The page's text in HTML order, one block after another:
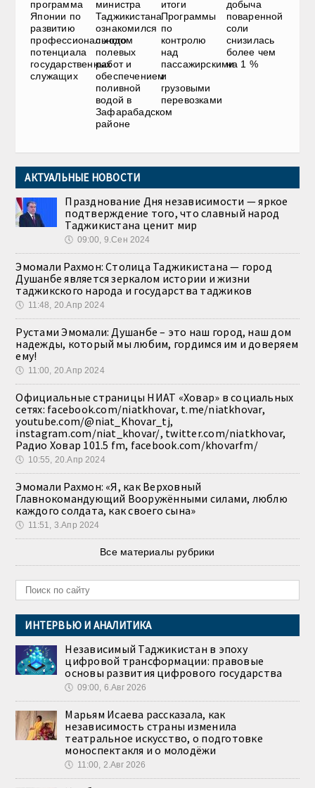
программа
Японии по
развитию
профессионального
потенциала
государственных
служащих
министра
Таджикистана
ознакомился
с ходом
полевых
работ и
обеспечением
поливной
водой в
Зафарабадском
районе
итоги
Программы
по
контролю
над
пассажирскими
и
грузовыми
перевозками
добыча
поваренной
соли
снизилась
более чем
на 1 %
АКТУАЛЬНЫЕ НОВОСТИ
Празднование Дня независимости — яркое
подтверждение того, что славный народ
Таджикистана ценит мир
🕔 09:00, 9.Сен 2024
Эмомали Рахмон: Столица Таджикистана — город
Душанбе является зеркалом истории и жизни
таджикского народа и государства таджиков
🕔 11:48, 20.Апр 2024
Рустами Эмомали: Душанбе – это наш город, наш дом
надежды, который мы любим, гордимся им и доверяем
ему!
🕔 11:00, 20.Апр 2024
Официальные страницы НИАТ «Ховар» в социальных
сетях: facebook.com/niatkhovar, t.me/niatkhovar,
youtube.com/@niat_Khovar_tj,
instagram.com/niat_khovar/, twitter.com/niatkhovar,
Радио Ховар 101.5 fm, facebook.com/khovarfm/
🕔 10:55, 20.Апр 2024
Эмомали Рахмон: «Я, как Верховный
Главнокомандующий Вооружёнными силами, люблю
каждого солдата, как своего сына»
🕔 11:51, 3.Апр 2024
Все материалы рубрики
ИНТЕРВЬЮ И АНАЛИТИКА
Независимый Таджикистан в эпоху
цифровой трансформации: правовые
основы развития цифрового государства
🕔 09:00, 6.Авг 2026
Марьям Исаева рассказала, как
независимость страны изменила
театральное искусство, о подготовке
моноспектакля и о молодёжи
🕔 11:00, 2.Авг 2026